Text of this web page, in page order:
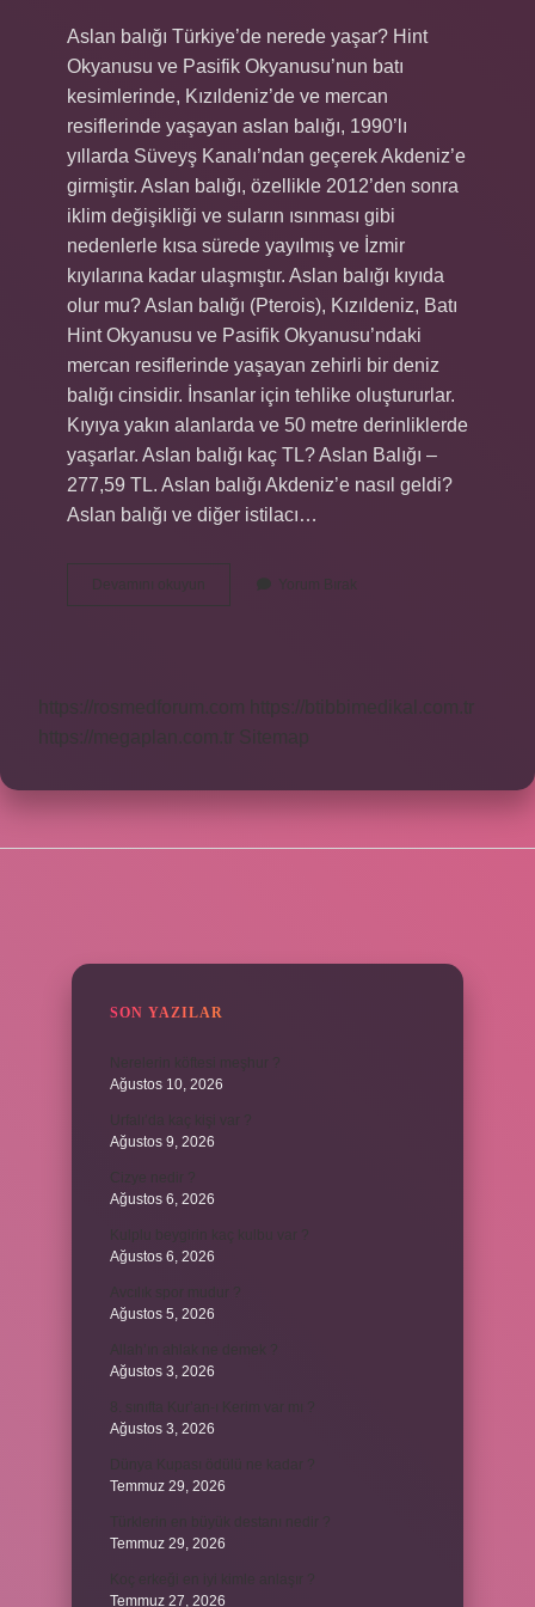
Aslan balığı Türkiye’de nerede yaşar? Hint
Okyanusu ve Pasifik Okyanusu’nun batı
kesimlerinde, Kızıldeniz’de ve mercan
resiflerinde yaşayan aslan balığı, 1990’lı
yıllarda Süveyş Kanalı’ndan geçerek Akdeniz’e
girmiştir. Aslan balığı, özellikle 2012’den sonra
iklim değişikliği ve suların ısınması gibi
nedenlerle kısa sürede yayılmış ve İzmir
kıyılarına kadar ulaşmıştır. Aslan balığı kıyıda
olur mu? Aslan balığı (Pterois), Kızıldeniz, Batı
Hint Okyanusu ve Pasifik Okyanusu’ndaki
mercan resiflerinde yaşayan zehirli bir deniz
balığı cinsidir. İnsanlar için tehlike oluştururlar.
Kıyıya yakın alanlarda ve 50 metre derinliklerde
yaşarlar. Aslan balığı kaç TL? Aslan Balığı –
277,59 TL. Aslan balığı Akdeniz’e nasıl geldi?
Aslan balığı ve diğer istilacı…
Devamını okuyun
Aslan
Yorum Bırak
https://rosmedforum.com
https://btibbimedikal.com.tr
https://megaplan.com.tr Sitemap
SON YAZILAR
Ağustos 10, 2026
Ağustos 9, 2026
Ağustos 6, 2026
Ağustos 6, 2026
Ağustos 5, 2026
Ağustos 3, 2026
Ağustos 3, 2026
Temmuz 29, 2026
Temmuz 29, 2026
Temmuz 27, 2026